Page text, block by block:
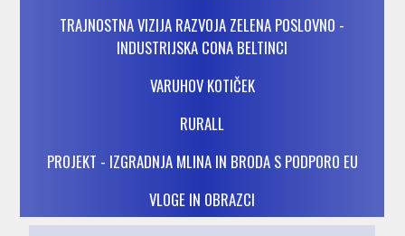
TRAJNOSTNA VIZIJA RAZVOJA ZELENA POSLOVNO -
INDUSTRIJSKA CONA BELTINCI
VARUHOV KOTIČEK
RURALL
PROJEKT - IZGRADNJA MLINA IN BRODA S PODPORO EU
VLOGE IN OBRAZCI